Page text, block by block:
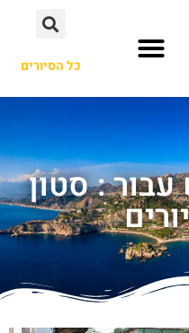
כל הסיורים
: סטון